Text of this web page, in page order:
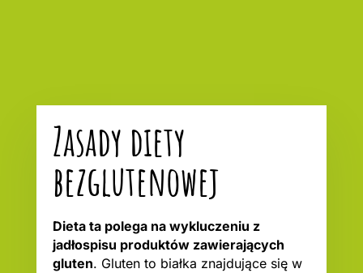
Zasady diety
bezglutenowej
Dieta ta polega na wykluczeniu z
jadłospisu produktów zawierających
gluten. Gluten to białka znajdujące się w